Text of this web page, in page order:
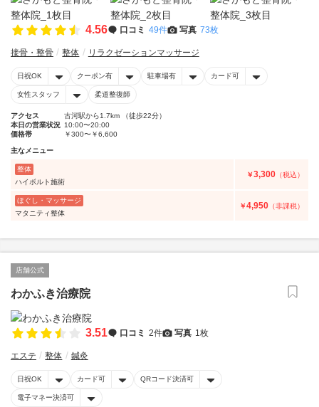
4.56 口コミ 49件 写真 73枚
接骨・整骨 整体 リラクゼーションマッサージ
日祝OK クーポン有 駐車場有 カード可
女性スタッフ 柔道整復師
アクセス
古河駅から1.7km （徒歩22分）
本日の営業状況 10:00〜20:00
価格帯
￥300〜￥6,600
主なメニュー
整体
ハイボルト施術
￥3,300 （税込）
ほぐし・マッサージ
マタニティ整体
￥4,950 （非課税）
店舗公式
わかふき治療院
3.51 口コミ 2件 写真 1枚
エステ 整体 鍼灸
日祝OK カード可 QRコード決済可
電子マネー決済可